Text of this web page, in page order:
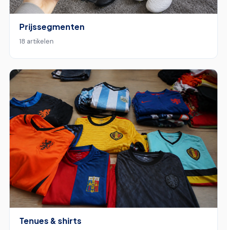
Prijssegmenten
18 artikelen
Tenues & shirts